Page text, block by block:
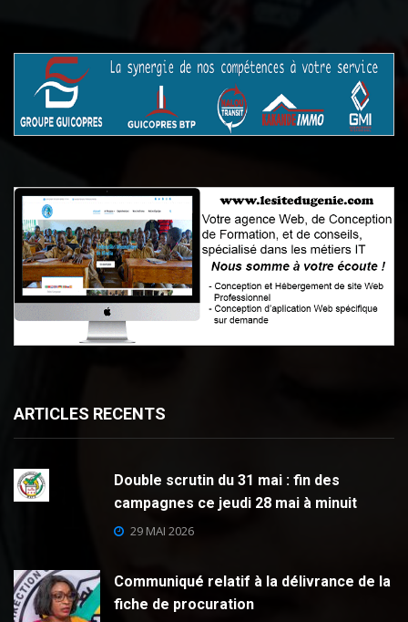
ARTICLES RECENTS
Double scrutin du 31 mai : fin des
campagnes ce jeudi 28 mai à minuit
29 MAI 2026
Communiqué relatif à la délivrance de la
fiche de procuration